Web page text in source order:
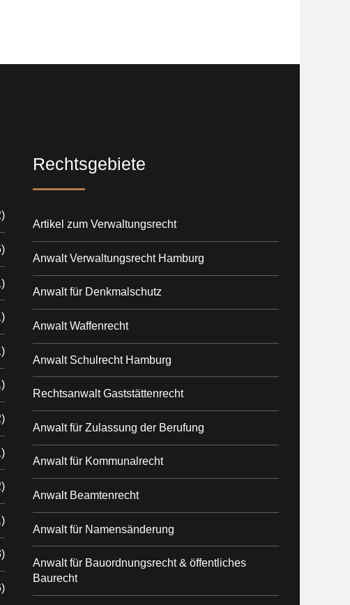
Rechtsgebiete
Artikel zum Verwaltungsrecht
Anwalt Verwaltungsrecht Hamburg
Anwalt für Denkmalschutz
Anwalt Waffenrecht
Anwalt Schulrecht Hamburg
Rechtsanwalt Gaststättenrecht
Anwalt für Zulassung der Berufung
Anwalt für Kommunalrecht
Anwalt Beamtenrecht
Anwalt für Namensänderung
Anwalt für Bauordnungsrecht & öffentliches
Baurecht